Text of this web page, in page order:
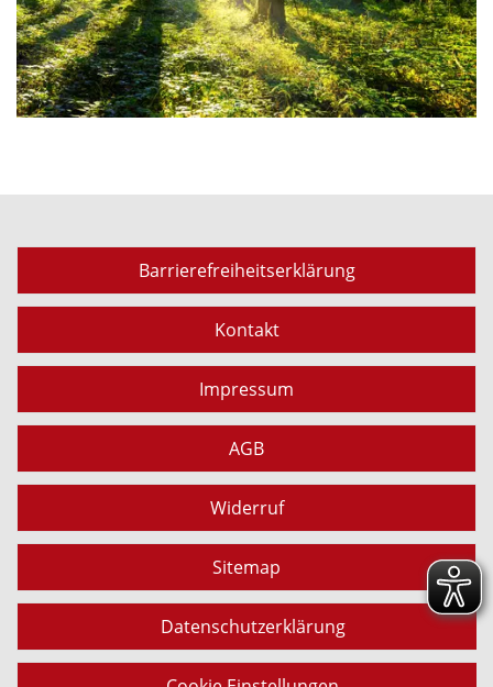
Barrierefreiheitserklärung
Kontakt
Impressum
AGB
Widerruf
Sitemap
Datenschutzerklärung